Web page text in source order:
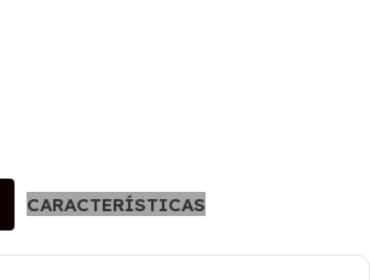
CARACTERÍSTICAS